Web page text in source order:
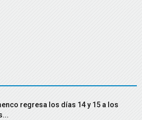
regresa los días 14 y 15 a los